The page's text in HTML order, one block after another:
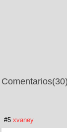
Comentarios(30)
#5 xvaney